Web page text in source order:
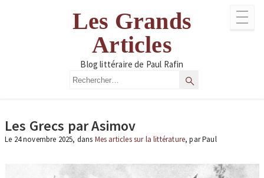
Les Grands
Articles
Blog littéraire de Paul Rafin
Rechercher Rechercher
Les Grecs par Asimov
Le 24 novembre 2025, dans Mes articles sur la littérature, par Paul